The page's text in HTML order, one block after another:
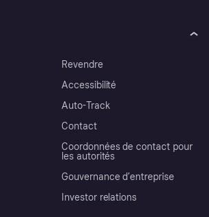
Revendre
Accessibilité
Auto-Track
Contact
Coordonnées de contact pour
les autorités
Gouvernance d’entreprise
Investor relations